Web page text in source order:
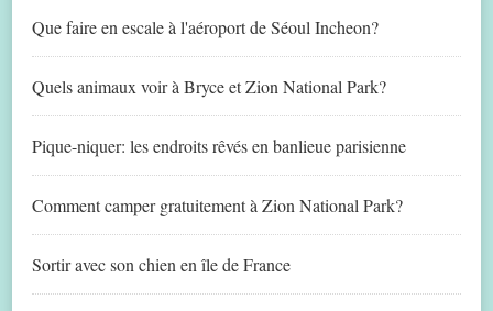
Que faire en escale à l'aéroport de Séoul Incheon?
Quels animaux voir à Bryce et Zion National Park?
Pique-niquer: les endroits rêvés en banlieue parisienne
Comment camper gratuitement à Zion National Park?
Sortir avec son chien en île de France